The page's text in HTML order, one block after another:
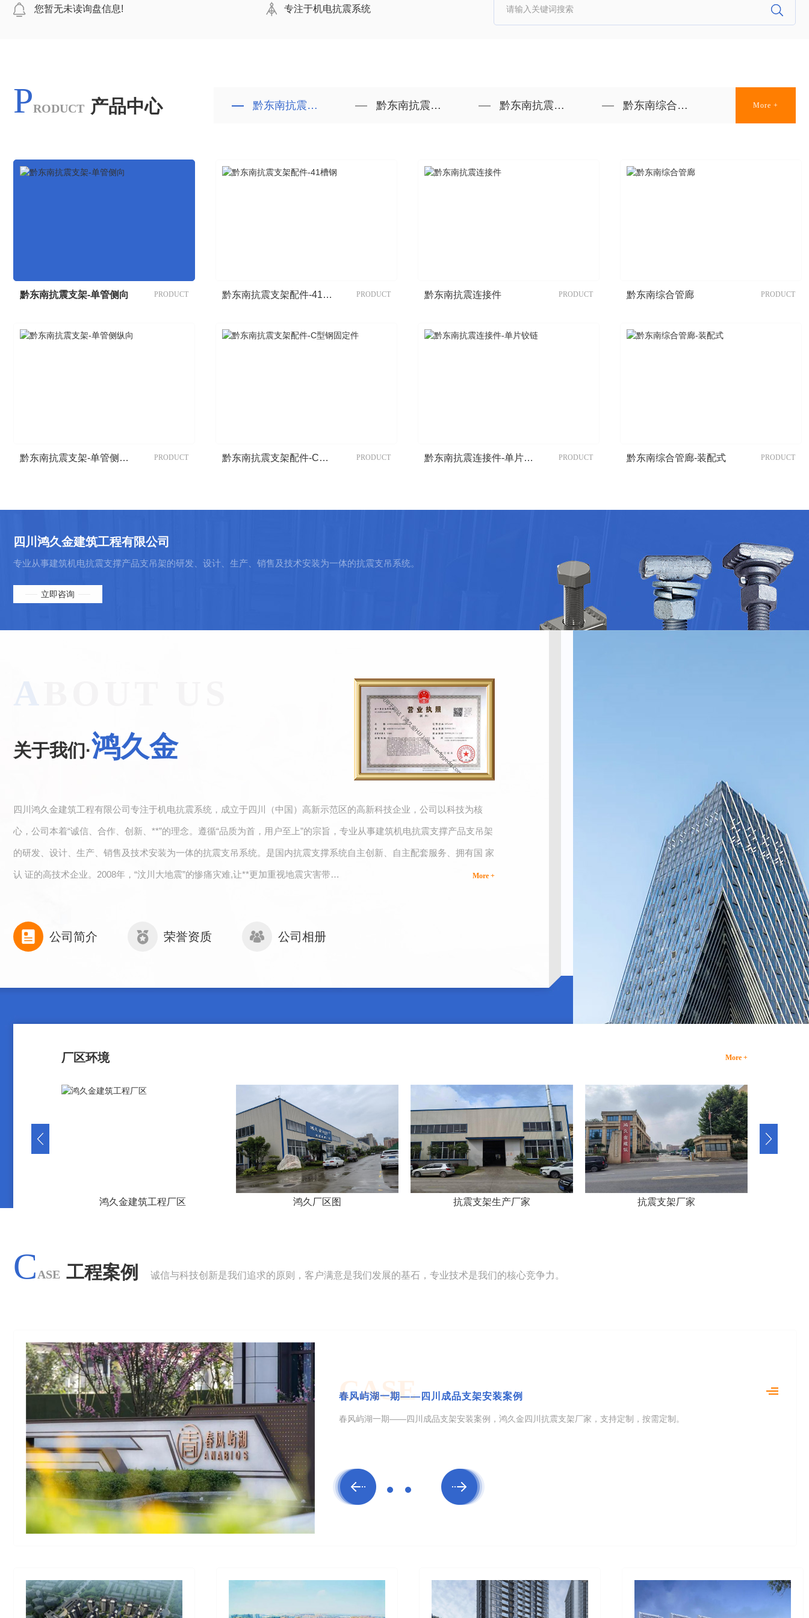
您暂无未读询盘信息! 专注于机电抗震系统
PRODUCT 产品中心 黔东南抗震支架 黔东南抗震支架配件 黔东南抗震连接件 黔东南综合管廊 More +
黔东南抗震支架-单管侧向 PRODUCT 黔东南抗震支架配件-41槽钢 PRODUCT 黔东南抗震连接件 PRODUCT 黔东南综合管廊 PRODUCT
黔东南抗震支架-单管侧纵向 PRODUCT 黔东南抗震支架配件-C型钢固定件 PRODUCT 黔东南抗震连接件-单片铰链 PRODUCT 黔东南综合管廊-装配式 PRODUCT
四川鸿久金建筑工程有限公司
专业从事建筑机电抗震支撑产品支吊架的研发、设计、生产、销售及技术安装为一体的抗震支吊系统。
立即咨询
关于我们·鸿久金
四川鸿久金建筑工程有限公司专注于机电抗震系统，成立于四川（中国）高新示范区的高新科技企业，公司以科技为核
心，公司本着“诚信、合作、创新、**”的理念。遵循“品质为首，用户至上”的宗旨，专业从事建筑机电抗震支撑产品支吊架
的研发、设计、生产、销售及技术安装为一体的抗震支吊系统。是国内抗震支撑系统自主创新、自主配套服务、拥有国 家
认 证的高技术企业。2008年，“汶川大地震”的惨痛灾难,让**更加重视地震灾害带… More +
公司简介 荣誉资质 公司相册
厂区环境 More +
鸿久厂区图 抗震支架生产厂家 抗震支架厂家 鸿久金建筑工程厂区
CASE 工程案例 诚信与科技创新是我们追求的原则，客户满意是我们发展的基石，专业技术是我们的核心竞争力。
CASE
南充抗震支架安装案例：春风南序
四川抗震支架厂家——鸿久金，厂家直销，质优价廉